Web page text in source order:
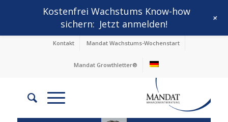
Kontakt Mandat Wachstums-Wochenstart
Mandat Growthletter®
Kostenfrei Wachstums Know-how
sichern: Jetzt anmelden! +